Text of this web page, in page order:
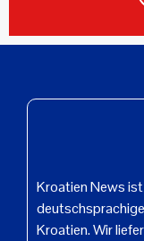
Kroatien News
Kroatien. Wir